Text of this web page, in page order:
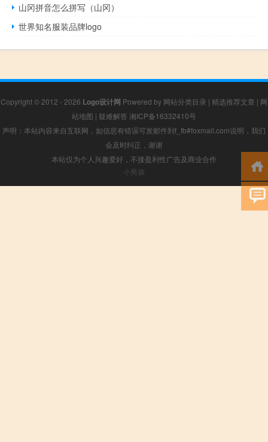
山冈拼音怎么拼写（山冈）
世界知名服装品牌logo
Copyright © 2012 - 2026 Logo设计网 Powered by 网站分类目录 | 精选推荐文章 | 网
站地图 | 疑难解答 湘ICP备16332410号
声明：本站内容来自互联网，如信息有错误可发邮件到f_fb#foxmail.com说明，我们
会及时纠正，谢谢
本站仅为个人兴趣爱好，不接盈利性广告及商业合作
小男孩